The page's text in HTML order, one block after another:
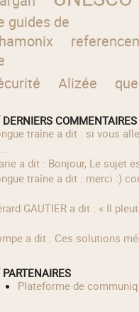
guides de
Alizée
DERNIERS COMMENTAIRES
Marie a dit : Bonjour, Le sujet
a dit : Ces solutions
PARTENAIRES
Plateforme de